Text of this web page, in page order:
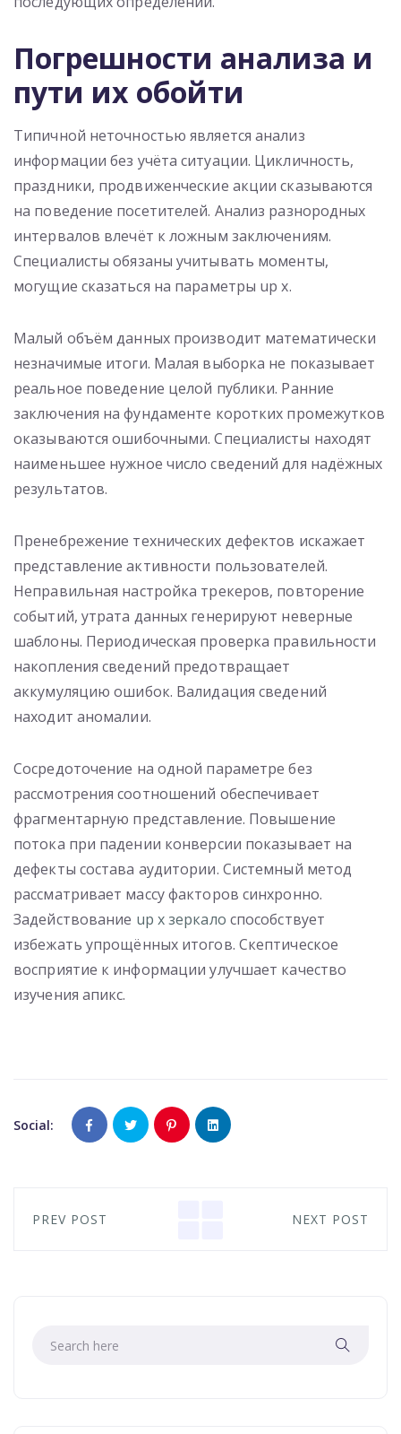
Погрешности анализа и
пути их обойти
Типичной неточностью является анализ
информации без учёта ситуации. Цикличность,
праздники, продвиженческие акции сказываются
на поведение посетителей. Анализ разнородных
интервалов влечёт к ложным заключениям.
Специалисты обязаны учитывать моменты,
могущие сказаться на параметры up x.
Малый объём данных производит математически
незначимые итоги. Малая выборка не показывает
реальное поведение целой публики. Ранние
заключения на фундаменте коротких промежутков
оказываются ошибочными. Специалисты находят
наименьшее нужное число сведений для надёжных
результатов.
Пренебрежение технических дефектов искажает
представление активности пользователей.
Неправильная настройка трекеров, повторение
событий, утрата данных генерируют неверные
шаблоны. Периодическая проверка правильности
накопления сведений предотвращает
аккумуляцию ошибок. Валидация сведений
находит аномалии.
Сосредоточение на одной параметре без
рассмотрения соотношений обеспечивает
фрагментарную представление. Повышение
потока при падении конверсии показывает на
дефекты состава аудитории. Системный метод
рассматривает массу факторов синхронно.
Задействование up x зеркало способствует
избежать упрощённых итогов. Скептическое
восприятие к информации улучшает качество
изучения апикс.
Social:
PREV POST NEXT POST